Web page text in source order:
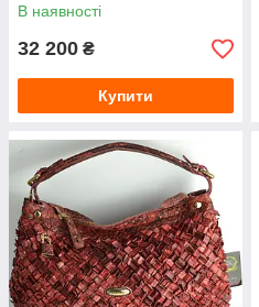
В наявності
32 200 ₴
Купити